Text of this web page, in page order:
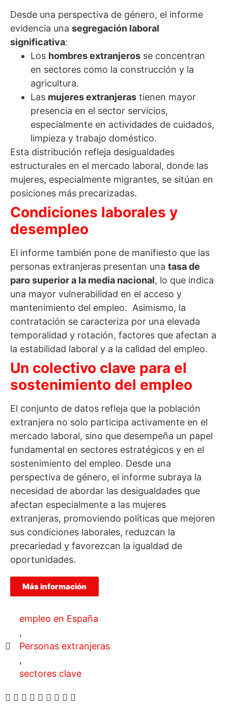
Desde una perspectiva de género, el informe
evidencia una segregación laboral
significativa:
Los hombres extranjeros se concentran
en sectores como la construcción y la
agricultura.
Las mujeres extranjeras tienen mayor
presencia en el sector servicios,
especialmente en actividades de cuidados,
limpieza y trabajo doméstico.
Esta distribución refleja desigualdades
estructurales en el mercado laboral, donde las
mujeres, especialmente migrantes, se sitúan en
posiciones más precarizadas.
Condiciones laborales y
desempleo
El informe también pone de manifiesto que las
personas extranjeras presentan una tasa de
paro superior a la media nacional, lo que indica
una mayor vulnerabilidad en el acceso y
mantenimiento del empleo. Asimismo, la
contratación se caracteriza por una elevada
temporalidad y rotación, factores que afectan a
la estabilidad laboral y a la calidad del empleo.
Un colectivo clave para el
sostenimiento del empleo
El conjunto de datos refleja que la población
extranjera no solo participa activamente en el
mercado laboral, sino que desempeña un papel
fundamental en sectores estratégicos y en el
sostenimiento del empleo. Desde una
perspectiva de género, el informe subraya la
necesidad de abordar las desigualdades que
afectan especialmente a las mujeres
extranjeras, promoviendo políticas que mejoren
sus condiciones laborales, reduzcan la
precariedad y favorezcan la igualdad de
oportunidades.
Más información
empleo en España
,
Personas extranjeras
,
sectores clave